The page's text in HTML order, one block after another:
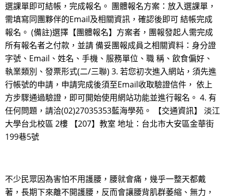
選課單即可結帳，完成報名。 團體報名方案：放入選課單，
需填寫同團夥伴的Email及相關資訊，確認後即可 結帳完成
報名。 (備註)選擇【團體報名】方案者，團報發起人需完成
所有報名者之付款，並請 備妥團報成員之相關資料：身分證
字號、Email、姓名、手機、服務單位、職 稱、飲食偏好、
執業類別、發票形式(二/三聯) 3. 若您初次進入網站，須先進
行帳號的申請，申請完成後須至Email收取驗證信件， 依上
方步驟通過驗證，即可開始使用網站功能並進行報名。 4. 有
任何問題，請洽(02)27035353藍海學苑。 【交通資訊】 淡江
大學台北校區 2樓 【207】教室 地址：台北市大安區金華街
199巷5號
不少民眾因為害怕不用護腰，腰就會痛，幾乎一整天都戴
著，長期下來離不開護腰，反而會讓腰背肌群萎縮、無力，